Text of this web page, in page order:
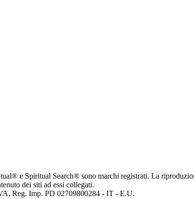
e Spiritual Search® sono marchi registrati. La
dei siti ad essi collegati.
Reg. Imp. PD 02709800284 - IT - E.U.